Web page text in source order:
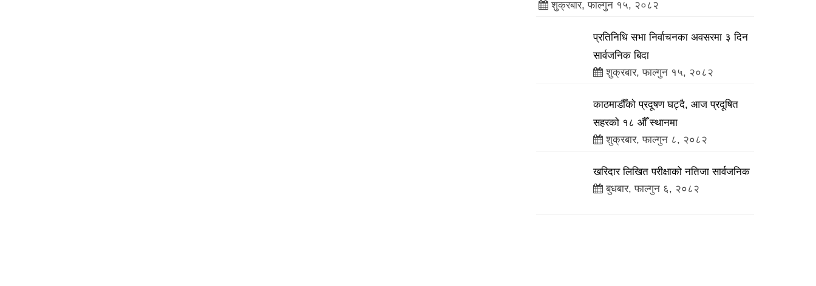
शुक्रबार, फाल्गुन १५, २०८२
प्रतिनिधि सभा निर्वाचनका अवसरमा ३ दिन
सार्वजनिक बिदा
शुक्रबार, फाल्गुन १५, २०८२
काठमाडौँको प्रदूषण घट्दै, आज प्रदूषित
सहरको १८ औँ स्थानमा
शुक्रबार, फाल्गुन ८, २०८२
खरिदार लिखित परीक्षाको नतिजा सार्वजनिक
बुधबार, फाल्गुन ६, २०८२